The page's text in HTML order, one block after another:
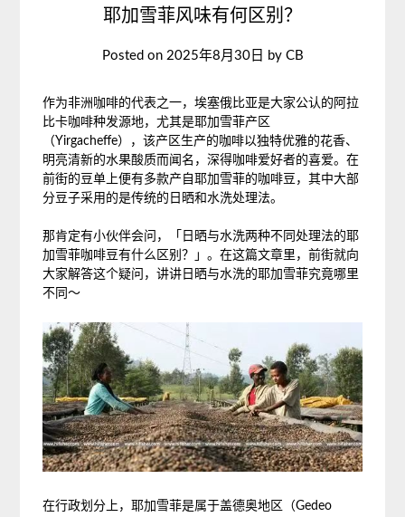
耶加雪菲风味有何区别？
Posted on 2025年8月30日 by CB
作为非洲咖啡的代表之一，埃塞俄比亚是大家公认的阿拉
比卡咖啡种发源地，尤其是耶加雪菲产区
（Yirgacheffe），该产区生产的咖啡以独特优雅的花香、
明亮清新的水果酸质而闻名，深得咖啡爱好者的喜爱。在
前街的豆单上便有多款产自耶加雪菲的咖啡豆，其中大部
分豆子采用的是传统的日晒和水洗处理法。
那肯定有小伙伴会问，「日晒与水洗两种不同处理法的耶
加雪菲咖啡豆有什么区别？」。在这篇文章里，前街就向
大家解答这个疑问，讲讲日晒与水洗的耶加雪菲究竟哪里
不同～
在行政划分上，耶加雪菲是属于盖德奥地区（Gedeo